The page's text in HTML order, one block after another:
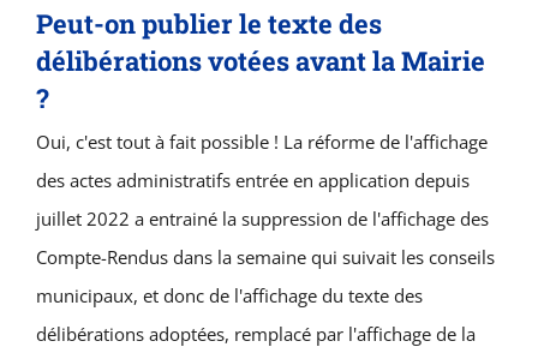
Peut-on publier le texte des
délibérations votées avant la Mairie
?
Oui, c'est tout à fait possible ! La réforme de l'affichage
des actes administratifs entrée en application depuis
juillet 2022 a entrainé la suppression de l'affichage des
Compte-Rendus dans la semaine qui suivait les conseils
municipaux, et donc de l'affichage du texte des
délibérations adoptées, remplacé par l'affichage de la